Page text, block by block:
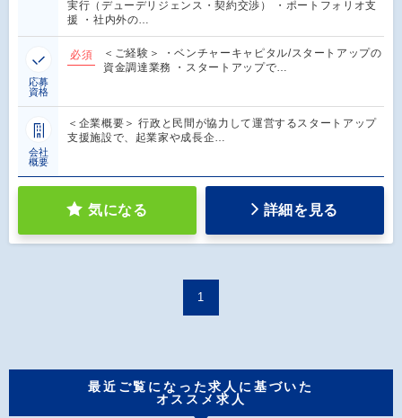
実行（デューデリジェンス・契約交渉） ・ポートフォリオ支
援 ・社内外の…
応募
資格
必須
＜ご経験＞ ・ベンチャーキャピタル/スタートアップの
資金調達業務 ・スタートアップで…
会社
概要
＜企業概要＞ 行政と民間が協力して運営するスタートアップ
支援施設で、起業家や成長企…
気になる 詳細を見る
1
最近ご覧になった求人に基づいた
オススメ求人